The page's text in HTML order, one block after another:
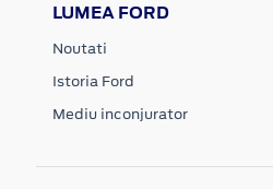
LUMEA FORD
Noutati
Istoria Ford
Mediu inconjurator